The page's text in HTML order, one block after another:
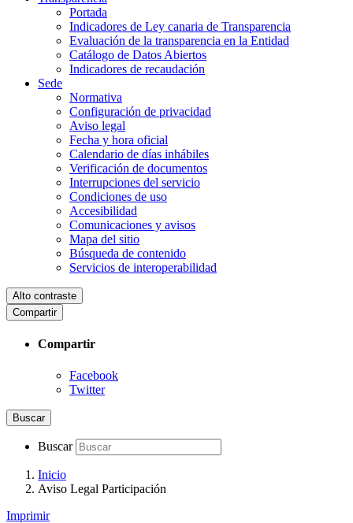
Portada
Indicadores de Ley canaria de Transparencia
Evaluación de la transparencia en la Entidad
Catálogo de Datos Abiertos
Indicadores de recaudación
Sede
Normativa
Configuración de privacidad
Aviso legal
Fecha y hora oficial
Calendario de días inhábiles
Verificación de documentos
Interrupciones del servicio
Condiciones de uso
Accesibilidad
Comunicaciones y avisos
Mapa del sitio
Búsqueda de contenido
Servicios de interoperabilidad
Alto contraste
Compartir
Compartir
Facebook
Twitter
Buscar
Buscar
Inicio
Aviso Legal Participación
Imprimir